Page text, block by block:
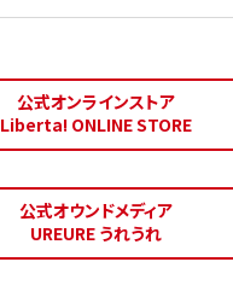
公式オンラインストア
Liberta! ONLINE STORE
公式オウンドメディア
UREURE うれうれ